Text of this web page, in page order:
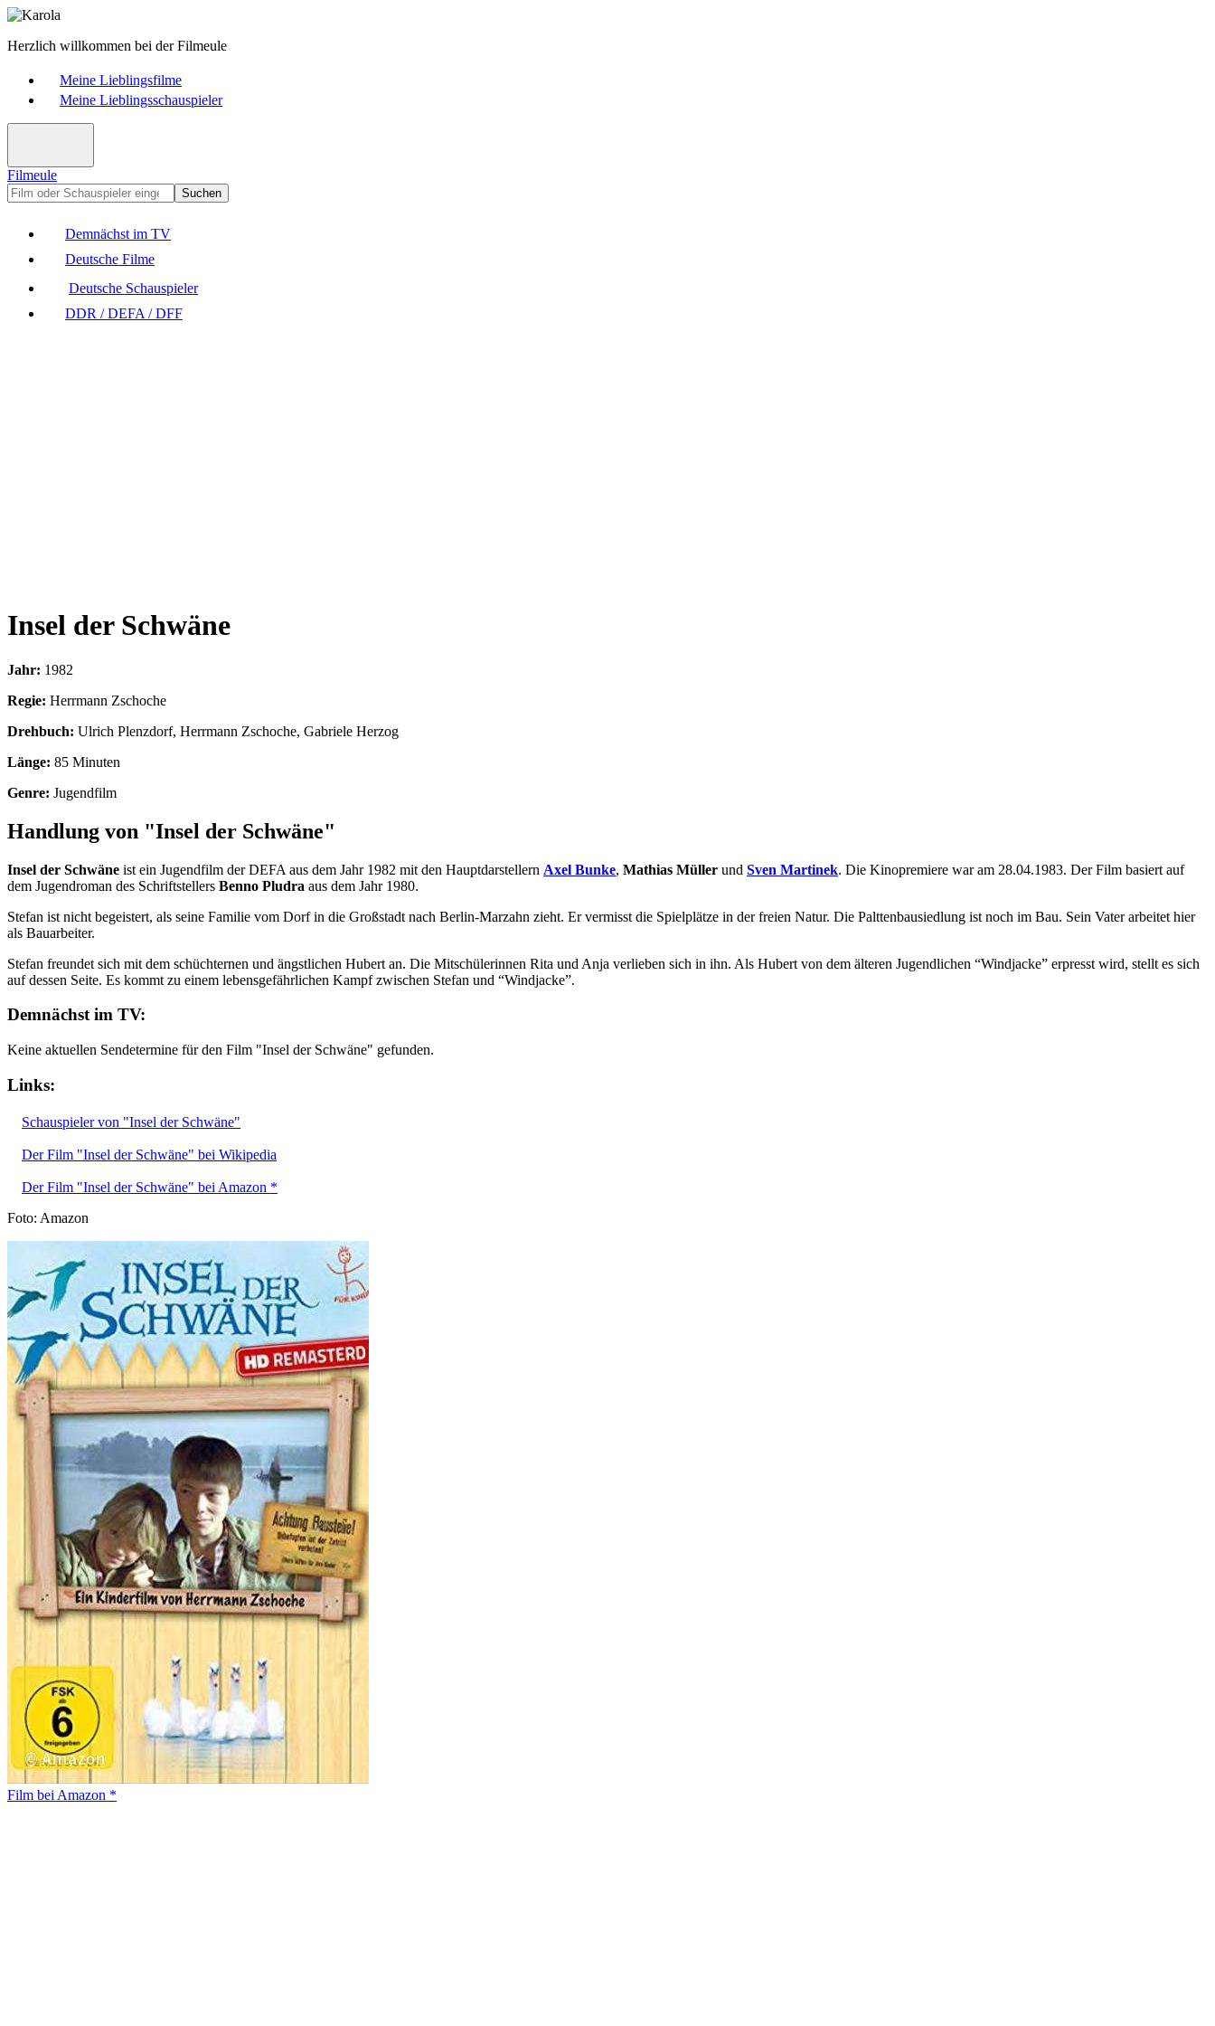
Herzlich willkommen bei der Filmeule
Meine Lieblingsfilme
Meine Lieblingsschauspieler
Filmeule
Suchen
Demnächst im TV
Deutsche Filme
Deutsche Schauspieler
DDR / DEFA / DFF
Insel der Schwäne
Jahr: 1982
Regie: Herrmann Zschoche
Drehbuch: Ulrich Plenzdorf, Herrmann Zschoche, Gabriele Herzog
Länge: 85 Minuten
Genre: Jugendfilm
Handlung von "Insel der Schwäne"
Insel der Schwäne ist ein Jugendfilm der DEFA aus dem Jahr 1982 mit den Hauptdarstellern Axel Bunke, Mathias Müller und Sven Martinek. Die Kinopremiere war am 28.04.1983. Der Film basiert auf
dem Jugendroman des Schriftstellers Benno Pludra aus dem Jahr 1980.
Stefan ist nicht begeistert, als seine Familie vom Dorf in die Großstadt nach Berlin-Marzahn zieht. Er vermisst die Spielplätze in der freien Natur. Die Palttenbausiedlung ist noch im Bau. Sein Vater arbeitet hier
als Bauarbeiter.
Stefan freundet sich mit dem schüchternen und ängstlichen Hubert an. Die Mitschülerinnen Rita und Anja verlieben sich in ihn. Als Hubert von dem älteren Jugendlichen “Windjacke” erpresst wird, stellt es sich
auf dessen Seite. Es kommt zu einem lebensgefährlichen Kampf zwischen Stefan und “Windjacke”.
Demnächst im TV:
Keine aktuellen Sendetermine für den Film "Insel der Schwäne" gefunden.
Links:
Schauspieler von "Insel der Schwäne"
Der Film "Insel der Schwäne" bei Wikipedia
Der Film "Insel der Schwäne" bei Amazon *
Foto: Amazon
Film bei Amazon *